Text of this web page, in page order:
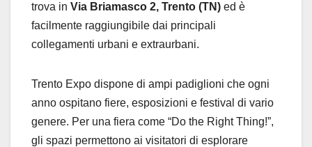
trova in Via Briamasco 2, Trento (TN) ed è
facilmente raggiungibile dai principali
collegamenti urbani e extraurbani.
Trento Expo dispone di ampi padiglioni che ogni
anno ospitano fiere, esposizioni e festival di vario
genere. Per una fiera come “Do the Right Thing!”,
gli spazi permettono ai visitatori di esplorare